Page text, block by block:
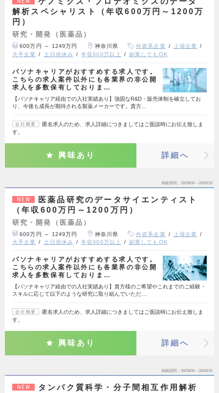
解析スペシャリスト（年収600万円～1200万
円）
研究・開発（医薬品）
600万円 ～ 1249万円 神奈川県 外資系企業
上場企業
大手企業
土日祝休み 年収600万以上 副業してもOK
パソナキャリアがおすすめする求人です。
こちらの求人案件以外にも各業界の非公開
求人を多数保有しておりま…
【パソナキャリア経由での入社実績あり】強固なR&D・販売体制を確立してお
り、今後も成長が期待される製薬メーカーです。貴方…
会社概要
匿名求人のため、求人詳細につきましてはご面談時にお伝え致しま
す。
興味あり 詳細へ
掲載期間 26/08/06～26/08/19
NEW
医薬品研究のデータサイエンティスト
（年収600万円～1200万円）
研究・開発（医薬品）
600万円 ～ 1249万円 神奈川県 外資系企業
上場企業
大手企業
土日祝休み 年収600万以上 副業してもOK
パソナキャリアがおすすめする求人です。
こちらの求人案件以外にも各業界の非公開
求人を多数保有しておりま…
【パソナキャリア経由での入社実績あり】貴方様のご希望やこれまでのご経験・
スキルに応じて以下のような研究に取り組んでいただ…
会社概要
匿名求人のため、求人詳細につきましてはご面談時にお伝え致しま
す。
興味あり 詳細へ
掲載期間 26/08/06～26/08/19
NEW
タンパク質科学・分子間相互作用解析